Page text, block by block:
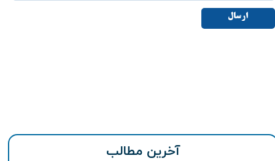
آخرین مطالب
ارسال